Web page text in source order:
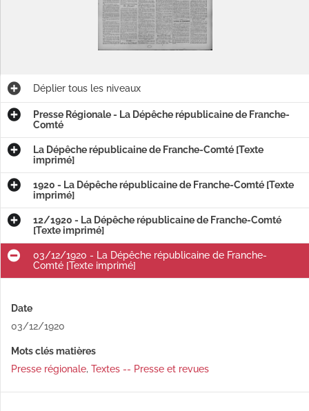
Déplier tous les niveaux
Presse Régionale - La Dépêche républicaine de Franche-
Comté
La Dépêche républicaine de Franche-Comté [Texte
imprimé]
1920 - La Dépêche républicaine de Franche-Comté [Texte
imprimé]
12/1920 - La Dépêche républicaine de Franche-Comté
[Texte imprimé]
03/12/1920 - La Dépêche républicaine de Franche-
Comté [Texte imprimé]
Date
03/12/1920
Mots clés matières
Presse régionale, Textes -- Presse et revues